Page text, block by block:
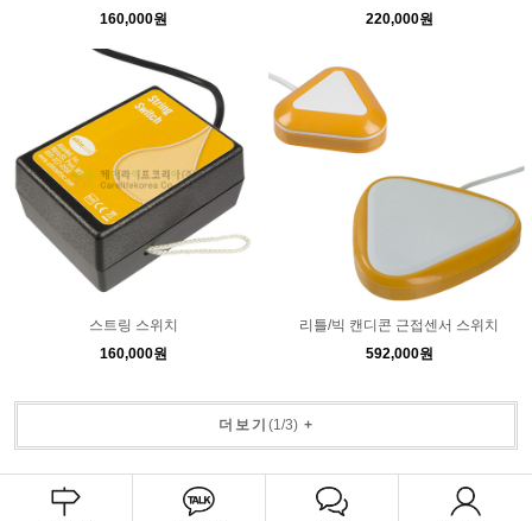
160,000원
220,000원
스트링 스위치
160,000원
리틀/빅 캔디콘 근접센서 스위치
592,000원
더보기 (1/3)+